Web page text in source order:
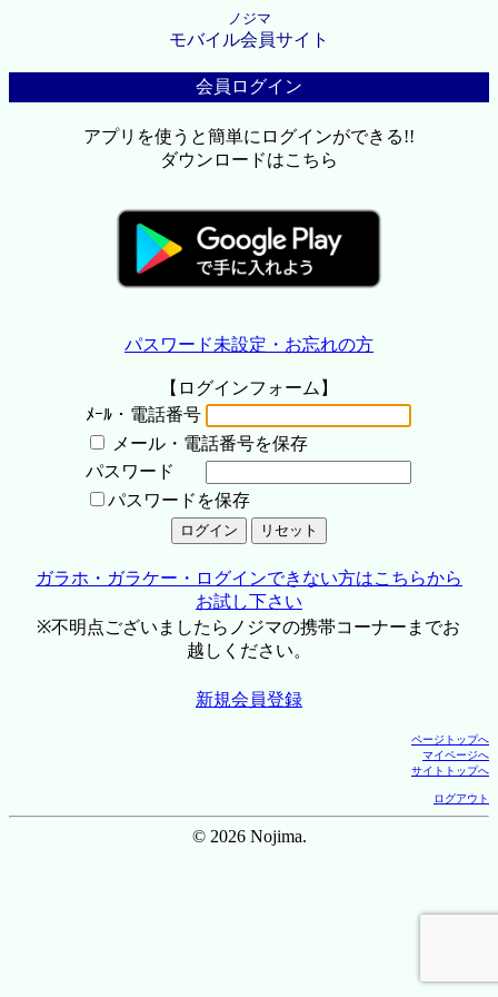
ノジマ
モバイル会員サイト
会員ログイン
アプリを使うと簡単にログインができる!!
ダウンロードはこちら
パスワード未設定・お忘れの方
【ログインフォーム】
ﾒｰﾙ・電話番号
メール・電話番号を保存
パスワード
パスワードを保存
ガラホ・ガラケー・ログインできない方はこちらから
お試し下さい
※不明点ございましたらノジマの携帯コーナーまでお
越しください。
新規会員登録
ページトップへ
マイページへ
サイトトップへ
ログアウト
© 2026 Nojima.